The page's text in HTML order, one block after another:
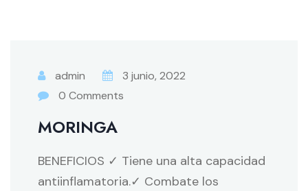
admin
3 junio, 2022
0 Comments
MORINGA
BENEFICIOS ✓ Tiene una alta capacidad
antiinflamatoria.✓ Combate los